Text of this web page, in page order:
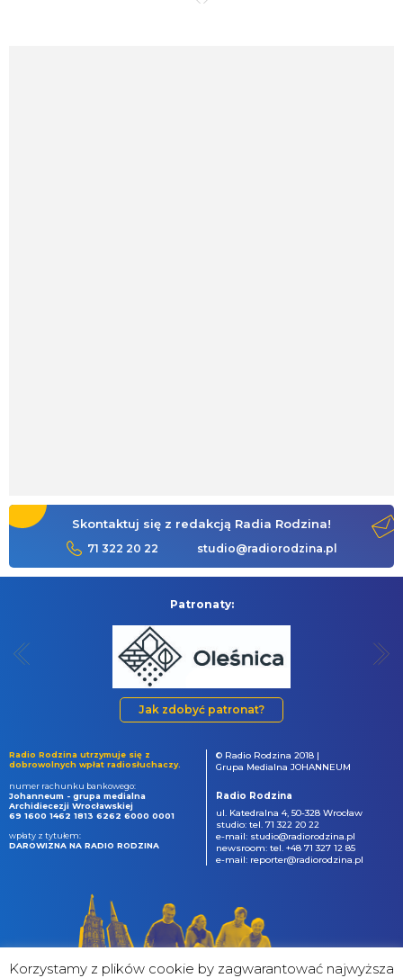
Skontaktuj się z redakcją Radia Rodzina!
71 322 20 22 studio@radiorodzina.pl
Patronaty:
Jak zdobyć patronat?
Radio Rodzina utrzymuje się z
dobrowolnych wpłat radiosłuchaczy.
numer rachunku bankowego:
Johanneum - grupa medialna
Archidiecezji Wrocławskiej
69 1600 1462 1813 6262 6000 0001
wpłaty z tytułem:
DAROWIZNA NA RADIO RODZINA
© Radio Rodzina 2018 |
Grupa Medialna JOHANNEUM
Radio Rodzina
ul. Katedralna 4, 50-328 Wrocław
studio: tel. 71 322 20 22
e-mail: studio@radiorodzina.pl
newsroom: tel. +48 71 327 12 85
e-mail: reporter@radiorodzina.pl
Korzystamy z plików cookie by zagwarantować najwyższa